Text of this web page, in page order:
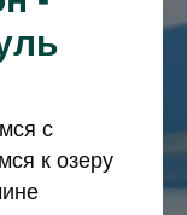
с
к озеру